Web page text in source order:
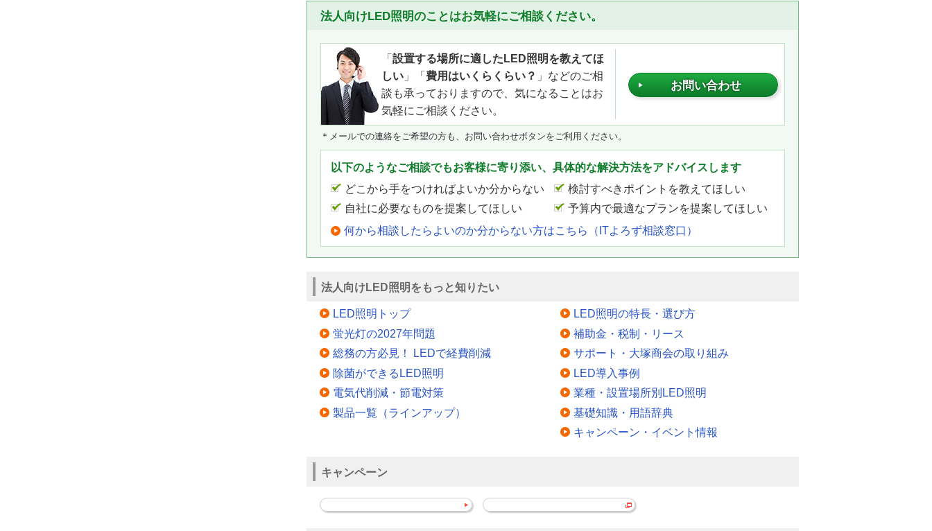
法人向けLED照明のことはお気軽にご相談ください。
「 設置する場所に適したLED照明を教えてほ
しい 」「 費用はいくらくらい？ 」などのご相
談も承っておりますので、気になることはお
気軽にご相談ください。
お問い合わせ
＊メールでの連絡をご希望の方も、お問い合わせボタンをご利用ください。
以下のようなご相談でもお客様に寄り添い、具体的な解決方法をアドバイスします
どこから手をつければよいか分からない
検討すべきポイントを教えてほしい
自社に必要なものを提案してほしい
予算内で最適なプランを提案してほしい
何から相談したらよいのか分からない方はこちら（ITよろず相談窓口）
法人向けLED照明をもっと知りたい
LED照明トップ
蛍光灯の2027年問題
総務の方必見！ LEDで経費削減
除菌ができるLED照明
電気代削減・節電対策
製品一覧（ラインアップ）
LED照明の特長・選び方
補助金・税制・リース
サポート・大塚商会の取り組み
LED導入事例
業種・設置場所別LED照明
基礎知識・用語辞典
キャンペーン・イベント情報
キャンペーン